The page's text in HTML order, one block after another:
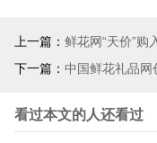
上一篇： 鲜花网“天价”购
下一篇： 中国鲜花礼品网
看过本文的人还看过